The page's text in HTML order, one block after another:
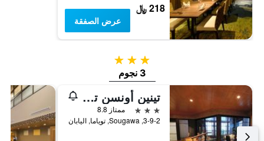
218 ﷼
عرض الصفقة
3 نجوم
3 نجوم
تينين أونسن توياما تسوروغي نو يو أونيادو نونو
3 نجوم
ممتاز 8.8
3-9-2, Sougawa, توياما, اليابان